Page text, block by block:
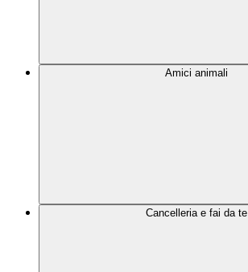
Amici animali
Cancelleria e fai da te